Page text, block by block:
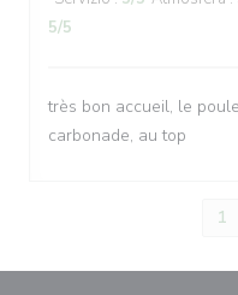
5/5
très bon accueil, le
carbonade, au top
1